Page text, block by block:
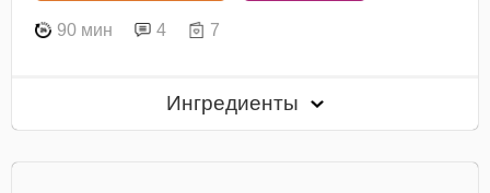
90 мин 4 7
Ингредиенты